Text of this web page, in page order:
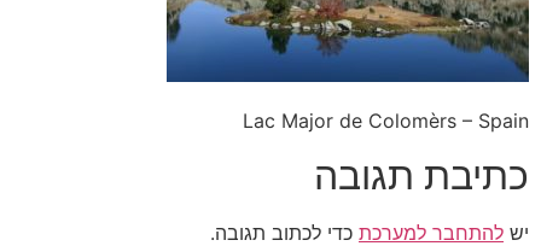
Lac Major de Colomèrs – Spain
כתיבת תגובה
יש להתחבר למערכת כדי לכתוב תגובה.